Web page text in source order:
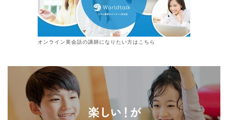
オンライン英会話の講師になりたい方はこちら